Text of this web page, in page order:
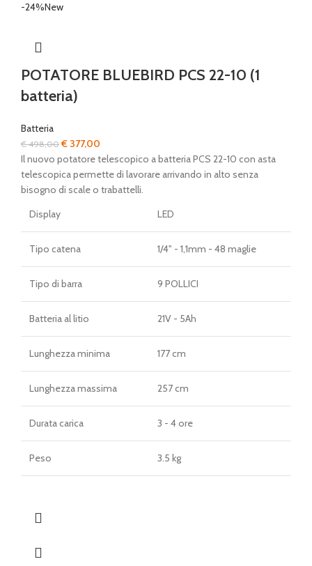
-24%New
POTATORE BLUEBIRD PCS 22-10 (1
batteria)
Batteria
€498,00Il
prezzo
originale
era:
€ 377,00
prezzo
attuale
è:
Il nuovo potatore telescopico a batteria PCS 22-10 con asta
telescopica permette di lavorare arrivando in alto senza
bisogno di scale o trabattelli.
Display
LED
Tipo catena 1/4" - 1,1mm - 48 maglie
Tipo di barra 9 POLLICI
Batteria al litio 21V - 5Ah
Lunghezza minima 177 cm
Lunghezza massima 257 cm
Durata carica 3 - 4 ore
Peso 3.5 kg